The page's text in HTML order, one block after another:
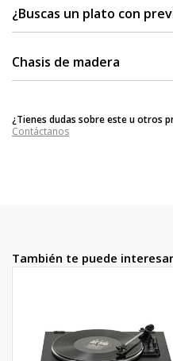
¿Buscas un plato con
F100P.
Chasis de madera
¿Tienes dudas sobre este u otros
Contáctanos
También te puede interesar